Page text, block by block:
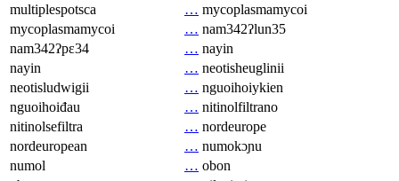
multiplespotsca
… mycoplasmamycoi
mycoplasmamycoi
… nam342ʔlun35
nam342ʔpɛ34
… nayin
nayin
… neotisheuglinii
neotisludwigii
… nguoihoiykien
nguoihoiđau
… nitinolfiltrano
nitinolsefiltra
… nordeurope
nordeuropean
… numokɔɲu
numol
… obon